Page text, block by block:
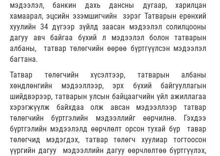
мэдээлэл, банкин дахь дансны дугаар, харилцан
хамаарал, эцсийн эзэмшигчийн зэрэг Татварын ерөнхий
хуулийн 34 дүгээр зүйлд заасан мэдээлэл солилцооны
дагуу авч байгаа бүхий л мэдээлэл болон татварын
албаны, татвар төлөгчийн өөрөө бүртгүүлсэн мэдээлэл
багтана.
Татвар төлөгчийн хүсэлтээр, татварын албаны
хөндлөнгийн мэдээллээр, эрх бүхий байгууллагын
шийдвэрээр, татварын улсын байцаагчийн үйл ажиллагаа
хэрэгжүүлж байхдаа олж авсан мэдээллээр татвар
төлөгчийн бүртгэлийн мэдээллийг өөрчилнө. Гэхдээ
бүртгэлийн мэдээлэлд өөрчлөлт орсон тухай бүр тавар
төлөгчид мэдэгдэх, татвар төлөгч хуулиар тогтоосон
үүргийн дагуу мэдээллийн дагуу өөрчлөлтөө бүртгүүлэх,